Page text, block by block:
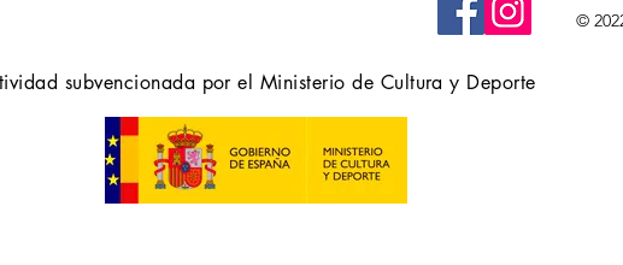
©
subvencionada por el Ministerio de Cultura y Deporte